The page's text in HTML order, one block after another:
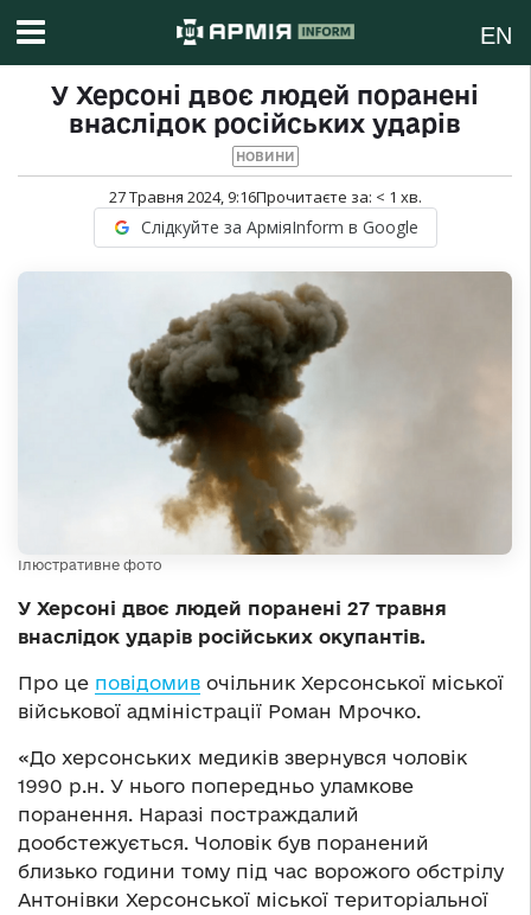
EN
У Херсоні двоє людей поранені
внаслідок російських ударів
НОВИНИ
27 Травня 2024, 9:16Прочитаєте за: < 1 хв.
Слідкуйте за АрміяInform в Google
Ілюстративне фото
У Херсоні двоє людей поранені 27 травня
внаслідок ударів російських окупантів.
Про це повідомив очільник Херсонської міської
військової адміністрації Роман Мрочко.
«До херсонських медиків звернувся чоловік
1990 р.н. У нього попередньо уламкове
поранення. Наразі постраждалий
дообстежується. Чоловік був поранений
близько години тому під час ворожого обстрілу
Антонівки Херсонської міської територіальної